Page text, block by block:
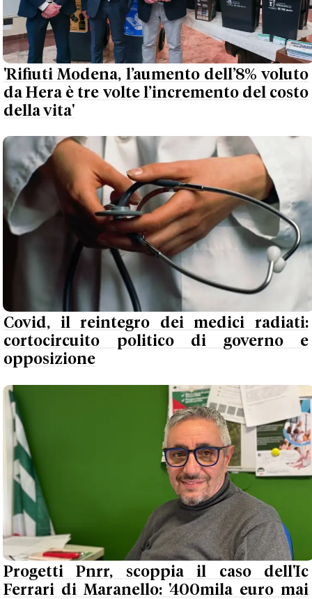
'Rifiuti Modena, l’aumento dell’8% voluto
da Hera è tre volte l’incremento del costo
della vita'
Covid, il reintegro dei medici radiati:
cortocircuito politico di governo e
opposizione
Progetti Pnrr, scoppia il caso dell'Ic
Ferrari di Maranello: '400mila euro mai